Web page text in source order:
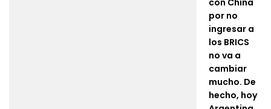
por no
ingresar a
los BRICS
no va a
cambiar
mucho. De
hecho, hoy